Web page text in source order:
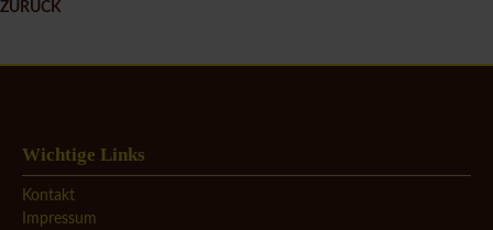
ZURÜCK
Wichtige Links
Kontakt
Impressum